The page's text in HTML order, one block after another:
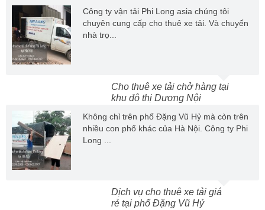
Công ty vận tải Phi Long asia chúng tôi
chuyên cung cấp cho thuê xe tải. Và chuyển
nhà trọ...
Cho thuê xe tải chở hàng tại
khu đô thị Dương Nội
Không chỉ trên phố Đặng Vũ Hỷ mà còn trên
nhiều con phố khác của Hà Nội. Công ty Phi
Long ...
Dịch vụ cho thuê xe tải giá
rẻ tại phố Đặng Vũ Hỷ